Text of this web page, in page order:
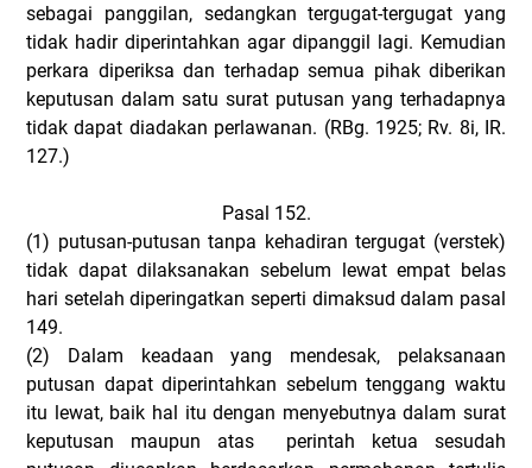
sebagai panggilan, sedangkan tergugat-tergugat yang
tidak hadir diperintahkan agar dipanggil lagi. Kemudian
perkara diperiksa dan terhadap semua pihak diberikan
keputusan dalam satu surat putusan yang terhadapnya
tidak dapat diadakan perlawanan. (RBg. 1925; Rv. 8i, IR.
127.)
Pasal 152.
(1) putusan-putusan tanpa kehadiran tergugat (verstek)
tidak dapat dilaksanakan sebelum lewat empat belas
hari setelah diperingatkan seperti dimaksud dalam pasal
149.
(2)
Dalam keadaan yang mendesak, pelaksanaan
putusan dapat diperintahkan sebelum tenggang waktu
itu lewat, baik hal itu dengan menyebutnya dalam surat
keputusan maupun atas perintah ketua sesudah